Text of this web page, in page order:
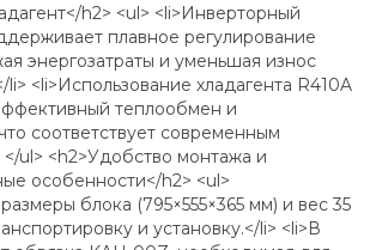
h2> <ul> <li>Инверторный
плавное регулирование
энергозатраты и уменьшая износ
<li>Использование хладагента R410A
теплообмен и
соответствует современным
</ul> <h2>Удобство монтажа и
особенности</h2> <ul>
блока (795×555×365 мм) и вес 35
и установку.</li> <li>В